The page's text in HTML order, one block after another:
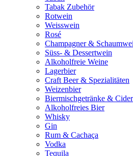
Tabak Zubehör
Rotwein
Weisswein
Rosé
Champagner &
Süss- & Dessertwein
Alkoholfreie Weine
Lagerbier
Craft Beer & Spezialitäten
Weizenbier
Biermischgetränke & Cider
Alkoholfreies Bier
Whisky
Gin
Rum & Cachaça
Vodka
Tequila